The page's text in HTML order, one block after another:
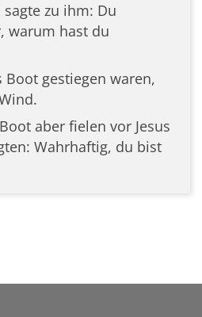
zu ihm: Du
warum hast du
Boot gestiegen waren,
aber fielen vor Jesus
Wahrhaftig, du bist